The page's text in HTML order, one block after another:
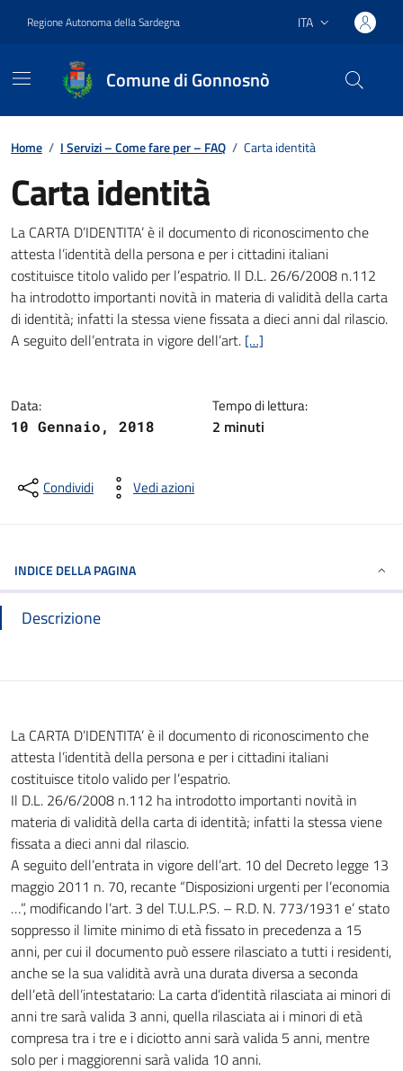
Regione Autonoma della Sardegna Lingua attiva:
ITA
Comune di Gonnosnò
Home / I Servizi – Come fare per – FAQ / Carta identità
Carta identità
Dettagli della notizia
La CARTA D’IDENTITA’ è il documento di riconoscimento che
attesta l’identità della persona e per i cittadini italiani
costituisce titolo valido per l’espatrio. Il D.L. 26/6/2008 n.112
ha introdotto importanti novità in materia di validità della carta
di identità; infatti la stessa viene fissata a dieci anni dal rilascio.
A seguito dell’entrata in vigore dell’art. […]
Data:
10 Gennaio, 2018
Tempo di lettura:
2 minuti
Condividi Vedi azioni
INDICE DELLA PAGINA
Descrizione
La CARTA D’IDENTITA’ è il documento di riconoscimento che
attesta l’identità della persona e per i cittadini italiani
costituisce titolo valido per l’espatrio.
Il D.L. 26/6/2008 n.112 ha introdotto importanti novità in
materia di validità della carta di identità; infatti la stessa viene
fissata a dieci anni dal rilascio.
A seguito dell’entrata in vigore dell’art. 10 del Decreto legge 13
maggio 2011 n. 70, recante “Disposizioni urgenti per l’economia
…”, modificando l’art. 3 del T.U.L.P.S. – R.D. N. 773/1931 e’ stato
soppresso il limite minimo di età fissato in precedenza a 15
anni, per cui il documento può essere rilasciato a tutti i residenti,
anche se la sua validità avrà una durata diversa a seconda
dell’età dell’intestatario: La carta d’identità rilasciata ai minori di
anni tre sarà valida 3 anni, quella rilasciata ai i minori di età
compresa tra i tre e i diciotto anni sarà valida 5 anni, mentre
solo per i maggiorenni sarà valida 10 anni.